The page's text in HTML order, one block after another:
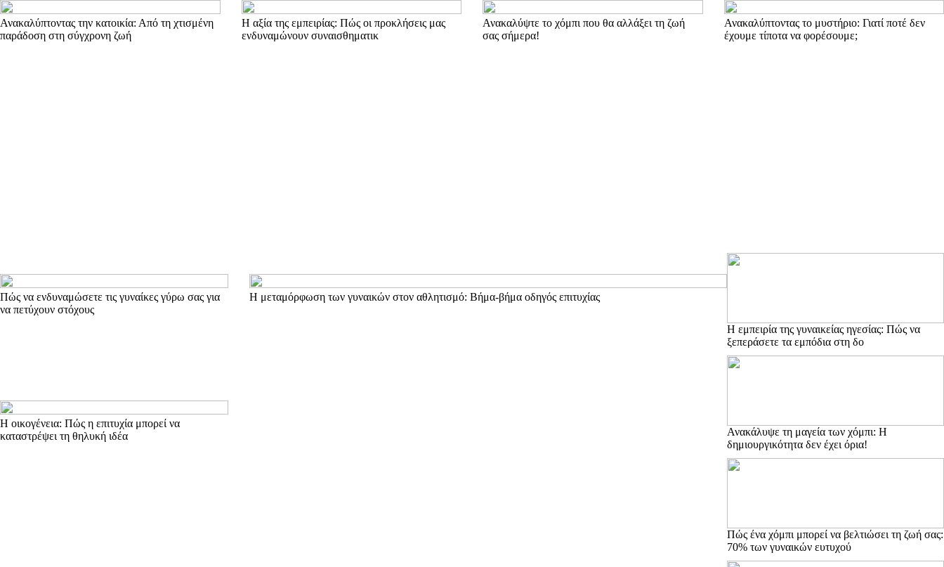
Ανακαλύπτοντας την κατοικία: Από τη χτισμένη
παράδοση στη σύγχρονη ζωή
Η αξία της εμπειρίας: Πώς οι προκλήσεις μας
ενδυναμώνουν συναισθηματικ
Ανακαλύψτε το χόμπι που θα αλλάξει τη ζωή
σας σήμερα!
Ανακαλύπτοντας το μυστήριο: Γιατί ποτέ δεν
έχουμε τίποτα να φορέσουμε;
Πώς να ενδυναμώσετε τις γυναίκες γύρω σας για
να πετύχουν στόχους
Η οικογένεια: Πώς η επιτυχία μπορεί να
καταστρέψει τη θηλυκή ιδέα
Η μεταμόρφωση των γυναικών στον αθλητισμό: Βήμα-βήμα οδηγός επιτυχίας
Η εμπειρία της γυναικείας ηγεσίας: Πώς να
ξεπεράσετε τα εμπόδια στη δο
Ανακάλυψε τη μαγεία των χόμπι: Η
δημιουργικότητα δεν έχει όρια!
Πώς ένα χόμπι μπορεί να βελτιώσει τη ζωή σας:
70% των γυναικών ευτυχού